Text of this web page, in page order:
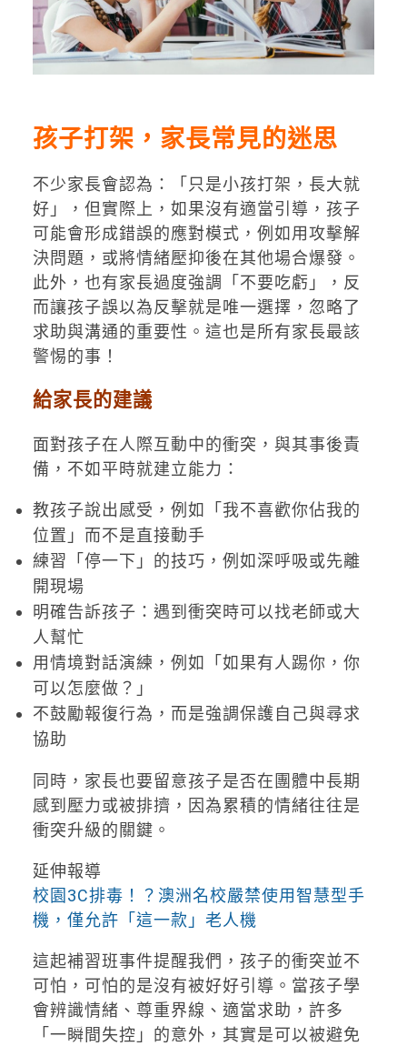
孩子打架，家長常見的迷思
不少家長會認為：「只是小孩打架，長大就
好」，但實際上，如果沒有適當引導，孩子
可能會形成錯誤的應對模式，例如用攻擊解
決問題，或將情緒壓抑後在其他場合爆發。
此外，也有家長過度強調「不要吃虧」，反
而讓孩子誤以為反擊就是唯一選擇，忽略了
求助與溝通的重要性。這也是所有家長最該
警惕的事！
給家長的建議
面對孩子在人際互動中的衝突，與其事後責
備，不如平時就建立能力：
教孩子說出感受，例如「我不喜歡你佔我的
位置」而不是直接動手
練習「停一下」的技巧，例如深呼吸或先離
開現場
明確告訴孩子：遇到衝突時可以找老師或大
人幫忙
用情境對話演練，例如「如果有人踢你，你
可以怎麼做？」
不鼓勵報復行為，而是強調保護自己與尋求
協助
同時，家長也要留意孩子是否在團體中長期
感到壓力或被排擠，因為累積的情緒往往是
衝突升級的關鍵。
延伸報導
校園3C排毒！？澳洲名校嚴禁使用智慧型手
機，僅允許「這一款」老人機
這起補習班事件提醒我們，孩子的衝突並不
可怕，可怕的是沒有被好好引導。當孩子學
會辨識情緒、尊重界線、適當求助，許多
「一瞬間失控」的意外，其實是可以被避免